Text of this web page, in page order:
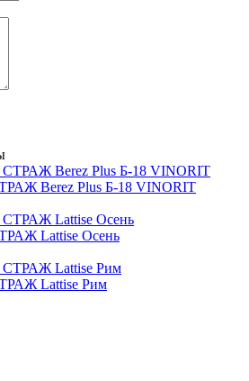
Berez Plus Б-18 VINORIT
Lattise Осень
Lattise Рим